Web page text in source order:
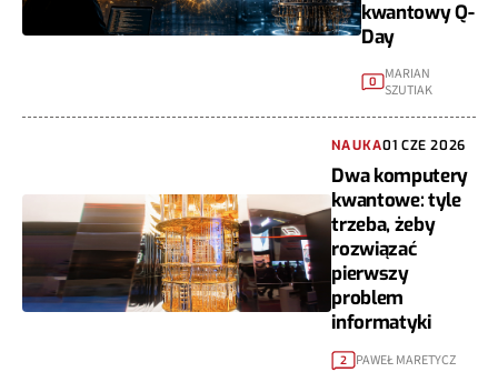
kwantowy Q-
Day
0
MARIAN
SZUTIAK
NAUKA01 CZE 2026
Dwa komputery
kwantowe: tyle
trzeba, żeby
rozwiązać
pierwszy
problem
informatyki
2 PAWEŁ MARETYCZ